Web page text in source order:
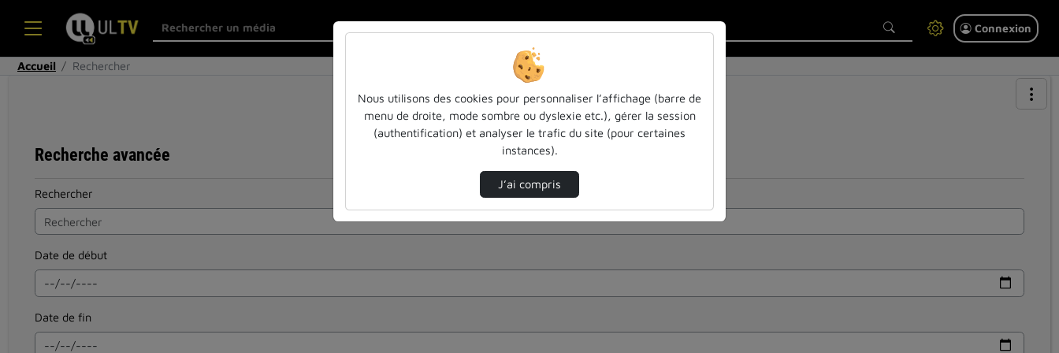
Connexion
Accueil Rechercher
Recherche avancée
Rechercher
Date de début
Date de fin
Nous utilisons des cookies pour personnaliser l’affichage (barre de
menu de droite, mode sombre ou dyslexie etc.), gérer la session
(authentification) et analyser le trafic du site (pour certaines
instances).
J’ai compris